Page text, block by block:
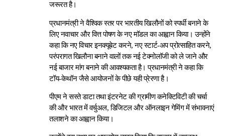
जरूरत है।
प्रधानमंत्री ने वैश्विक स्तर पर भारतीय खिलौनों को स्पर्धी बनाने के
लिए नवाचार और वित्त पोषण के नए मॉडल का आह्वान किया। उन्होंने
कहा कि नए विचार इनक्यूबेट करने, नए स्टार्ट-अप प्रोत्साहित करने,
परंपरागत खिलौना बनाने वालों तक नई टेक्नोलॉजी को ले जाने और
नई बाजार मांग बनाने की आवश्यकता है। प्रधानमंत्री ने कहा कि
टॉय-केथॉन जैसे आयोजनों के पीछे यही प्रेरणा है।
पीएम ने सस्ते डाटा तथा इंटरनेट की ग्रामीण कनेक्टिविटी की चर्चा
की और भारत में वर्चुअल, डिजिटल और ऑनलाइन गेमिंग में संभावनाएं
तलाशने का आह्वान किया।